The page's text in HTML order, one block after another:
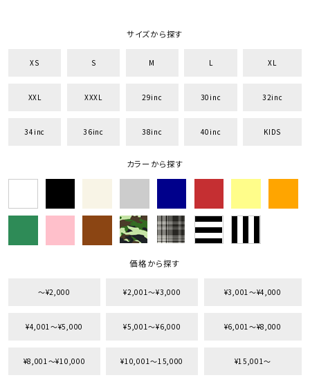
サイズから探す
XS S M L XL
XXL XXXL 29inc 30inc 32inc
34inc 36inc 38inc 40inc KIDS
カラーから探す
価格から探す
〜¥2,000 ¥2,001〜¥3,000 ¥3,001〜¥4,000
¥4,001〜¥5,000 ¥5,001〜¥6,000 ¥6,001〜¥8,000
¥8,001〜¥10,000 ¥10,001〜15,000 ¥15,001〜